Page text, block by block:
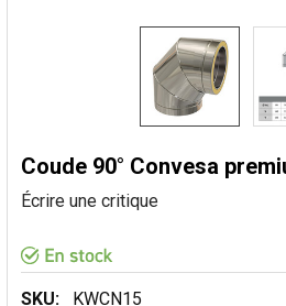
Coude 90° Convesa
Écrire une critique
SKU: KWCN15